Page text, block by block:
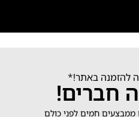
חברים!
ממבצעים חמים לפני כולם